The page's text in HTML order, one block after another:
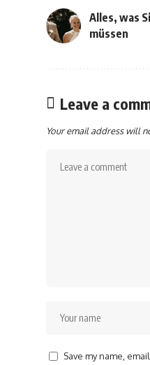
Alles, was
müssen
Leave a
Your email address will
Save my name,